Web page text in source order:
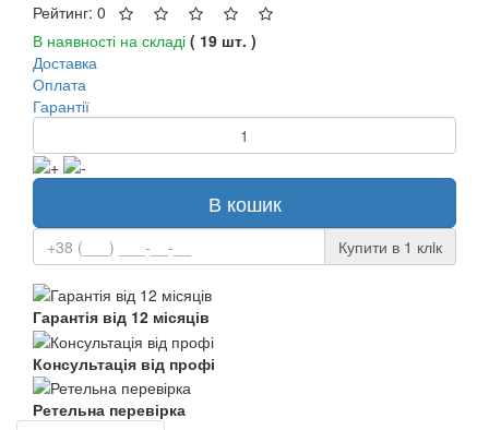
Рейтинг: 0
В наявності на складі ( 19 шт. )
Доставка
Оплата
Гарантії
В кошик
Купити в 1 клiк
Гарантія від 12 місяців
Консультація від профі
Ретельна перевірка